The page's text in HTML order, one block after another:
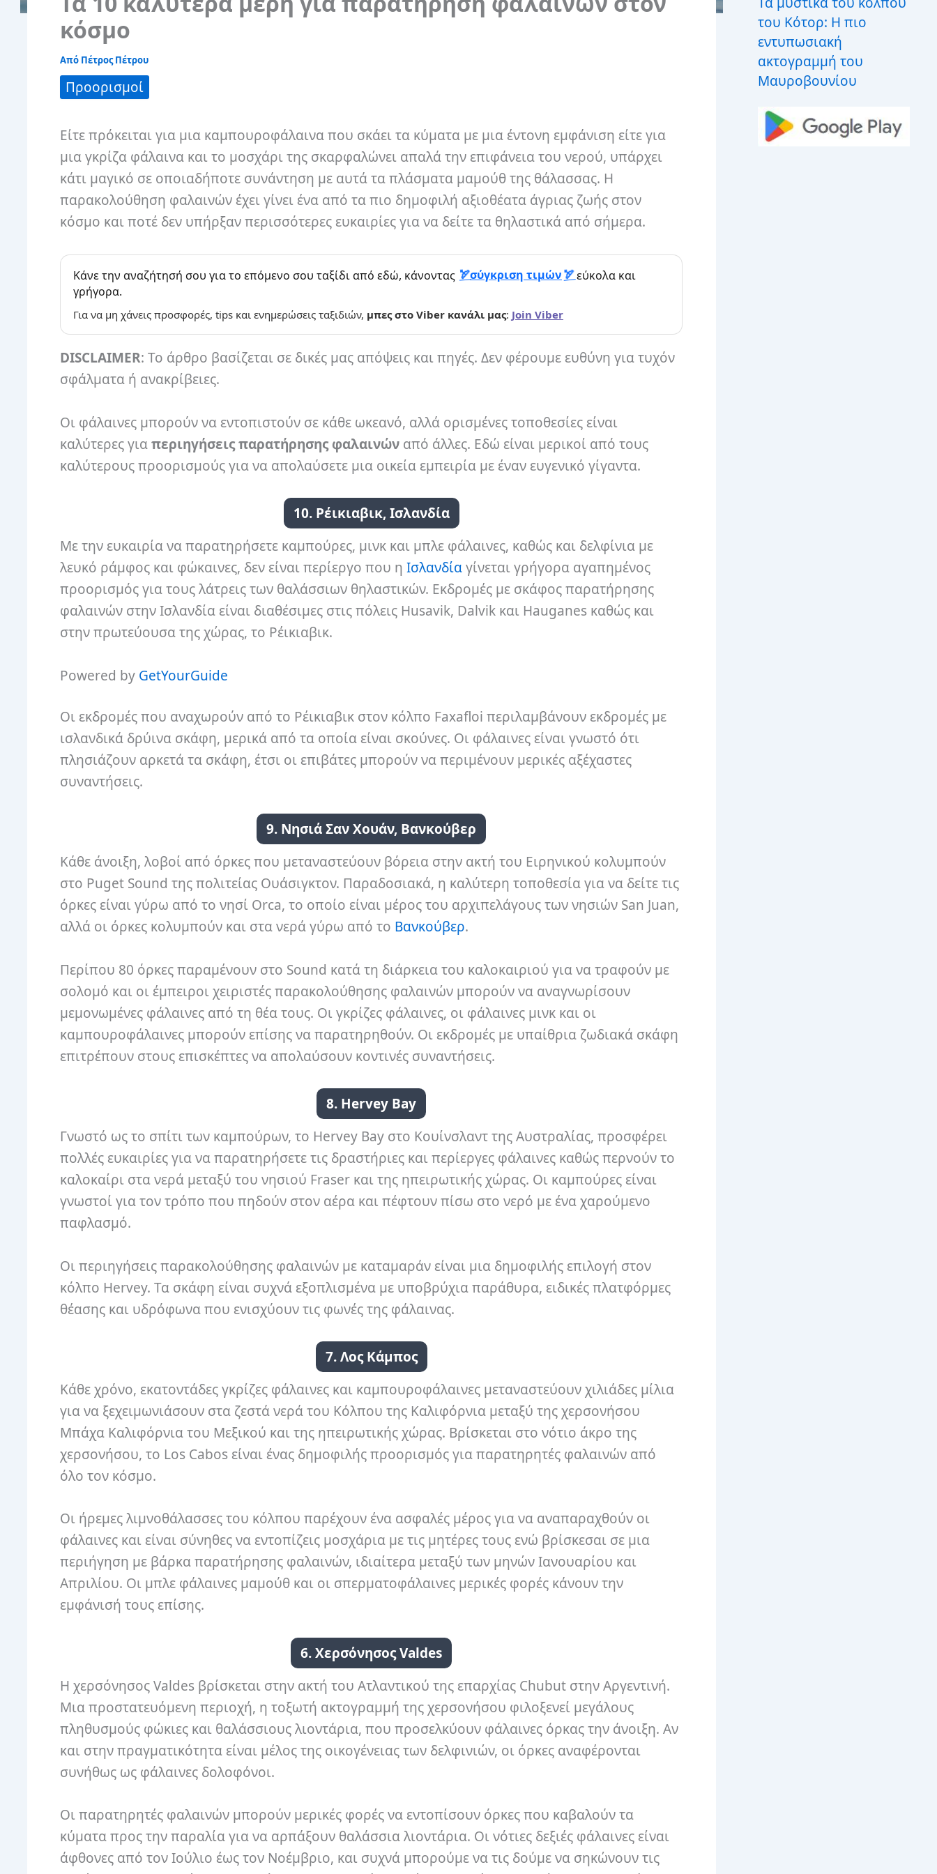
κόσμο
Από Πέτρος Πέτρου
Προορισμοί
Είτε πρόκειται για μια καμπουροφάλαινα που σκάει τα κύματα με μια έντονη εμφάνιση είτε για
μια γκρίζα φάλαινα και το μοσχάρι της σκαρφαλώνει απαλά την επιφάνεια του νερού, υπάρχει
κάτι μαγικό σε οποιαδήποτε συνάντηση με αυτά τα πλάσματα μαμούθ της θάλασσας. Η
παρακολούθηση φαλαινών έχει γίνει ένα από τα πιο δημοφιλή αξιοθέατα άγριας ζωής στον
κόσμο και ποτέ δεν υπήρξαν περισσότερες ευκαιρίες για να δείτε τα θηλαστικά από σήμερα.
Κάνε την αναζήτησή σου για το επόμενο σου ταξίδι από εδώ, κάνοντας σύγκριση τιμών
εύκολα και
γρήγορα.
Για να μη χάνεις προσφορές, tips και ενημερώσεις ταξιδιών, μπες στο Viber κανάλι μας: Join Viber
DISCLAIMER: Το άρθρο βασίζεται σε δικές μας απόψεις και πηγές. Δεν φέρουμε ευθύνη για τυχόν
σφάλματα ή ανακρίβειες.
Οι φάλαινες μπορούν να εντοπιστούν σε κάθε ωκεανό, αλλά ορισμένες τοποθεσίες είναι
καλύτερες γιαπεριηγήσεις παρατήρησης φαλαινών από άλλες. Εδώ είναι μερικοί από τους
καλύτερους προορισμούς για να απολαύσετε μια οικεία εμπειρία με έναν ευγενικό γίγαντα.
10. Ρέικιαβικ, Ισλανδία
Με την ευκαιρία να παρατηρήσετε καμπούρες, μινκ και μπλε φάλαινες, καθώς και δελφίνια με
λευκό ράμφος και φώκαινες, δεν είναι περίεργο που η Ισλανδίαγίνεται γρήγορα αγαπημένος
προορισμός για τους λάτρεις των θαλάσσιων θηλαστικών. Εκδρομές με σκάφος παρατήρησης
φαλαινών στην Ισλανδία είναι διαθέσιμες στις πόλεις Husavik, Dalvik και Hauganes καθώς και
στην πρωτεύουσα της χώρας, το Ρέικιαβικ.
Powered by GetYourGuide
Οι εκδρομές που αναχωρούν από το Ρέικιαβικ στον κόλπο Faxafloi περιλαμβάνουν εκδρομές με
ισλανδικά δρύινα σκάφη, μερικά από τα οποία είναι σκούνες. Οι φάλαινες είναι γνωστό ότι
πλησιάζουν αρκετά τα σκάφη, έτσι οι επιβάτες μπορούν να περιμένουν μερικές αξέχαστες
συναντήσεις.
9. Νησιά Σαν Χουάν, Βανκούβερ
Κάθε άνοιξη, λοβοί από όρκες που μεταναστεύουν βόρεια στην ακτή του Ειρηνικού κολυμπούν
στο Puget Sound της πολιτείας Ουάσιγκτον. Παραδοσιακά, η καλύτερη τοποθεσία για να δείτε τις
όρκες είναι γύρω από το νησί Orca, το οποίο είναι μέρος του αρχιπελάγους των νησιών San Juan,
αλλά οι όρκες κολυμπούν και στα νερά γύρω από το Βανκούβερ.
Περίπου 80 όρκες παραμένουν στο Sound κατά τη διάρκεια του καλοκαιριού για να τραφούν με
σολομό και οι έμπειροι χειριστές παρακολούθησης φαλαινών μπορούν να αναγνωρίσουν
μεμονωμένες φάλαινες από τη θέα τους. Οι γκρίζες φάλαινες, οι φάλαινες μινκ και οι
καμπουροφάλαινες μπορούν επίσης να παρατηρηθούν. Οι εκδρομές με υπαίθρια ζωδιακά σκάφη
επιτρέπουν στους επισκέπτες να απολαύσουν κοντινές συναντήσεις.
8. Hervey Bay
Γνωστό ως το σπίτι των καμπούρων, το Hervey Bay στο Κουίνσλαντ της Αυστραλίας, προσφέρει
πολλές ευκαιρίες για να παρατηρήσετε τις δραστήριες και περίεργες φάλαινες καθώς περνούν το
καλοκαίρι στα νερά μεταξύ του νησιού Fraser και της ηπειρωτικής χώρας. Οι καμπούρες είναι
γνωστοί για τον τρόπο που πηδούν στον αέρα και πέφτουν πίσω στο νερό με ένα χαρούμενο
παφλασμό.
Οι περιηγήσεις παρακολούθησης φαλαινών με καταμαράν είναι μια δημοφιλής επιλογή στον
κόλπο Hervey. Τα σκάφη είναι συχνά εξοπλισμένα με υποβρύχια παράθυρα, ειδικές πλατφόρμες
θέασης και υδρόφωνα που ενισχύουν τις φωνές της φάλαινας.
7. Λος Κάμπος
Κάθε χρόνο, εκατοντάδες γκρίζες φάλαινες και καμπουροφάλαινες μεταναστεύουν χιλιάδες μίλια
για να ξεχειμωνιάσουν στα ζεστά νερά του Κόλπου της Καλιφόρνια μεταξύ της χερσονήσου
Μπάχα Καλιφόρνια του Μεξικού και της ηπειρωτικής χώρας. Βρίσκεται στο νότιο άκρο της
χερσονήσου, το Los Cabos είναι ένας δημοφιλής προορισμός για παρατηρητές φαλαινών από
όλο τον κόσμο.
Οι ήρεμες λιμνοθάλασσες του κόλπου παρέχουν ένα ασφαλές μέρος για να αναπαραχθούν οι
φάλαινες και είναι σύνηθες να εντοπίζεις μοσχάρια με τις μητέρες τους ενώ βρίσκεσαι σε μια
περιήγηση με βάρκα παρατήρησης φαλαινών, ιδιαίτερα μεταξύ των μηνών Ιανουαρίου και
Απριλίου. Οι μπλε φάλαινες μαμούθ και οι σπερματοφάλαινες μερικές φορές κάνουν την
εμφάνισή τους επίσης.
6. Χερσόνησος Valdes
Η χερσόνησος Valdes βρίσκεται στην ακτή του Ατλαντικού της επαρχίας Chubut στην Αργεντινή.
Μια προστατευόμενη περιοχή, η τοξωτή ακτογραμμή της χερσονήσου φιλοξενεί μεγάλους
πληθυσμούς φώκιες και θαλάσσιους λιοντάρια, που προσελκύουν φάλαινες όρκας την άνοιξη. Αν
και στην πραγματικότητα είναι μέλος της οικογένειας των δελφινιών, οι όρκες αναφέρονται
συνήθως ως φάλαινες δολοφόνοι.
Οι παρατηρητές φαλαινών μπορούν μερικές φορές να εντοπίσουν όρκες που καβαλούν τα
κύματα προς την παραλία για να αρπάξουν θαλάσσια λιοντάρια. Οι νότιες δεξιές φάλαινες είναι
άφθονες από τον Ιούλιο έως τον Νοέμβριο, και συχνά μπορούμε να τις δούμε να σηκώνουν τις
του Κότορ: Η πιο
εντυπωσιακή
ακτογραμμή του
Μαυροβουνίου